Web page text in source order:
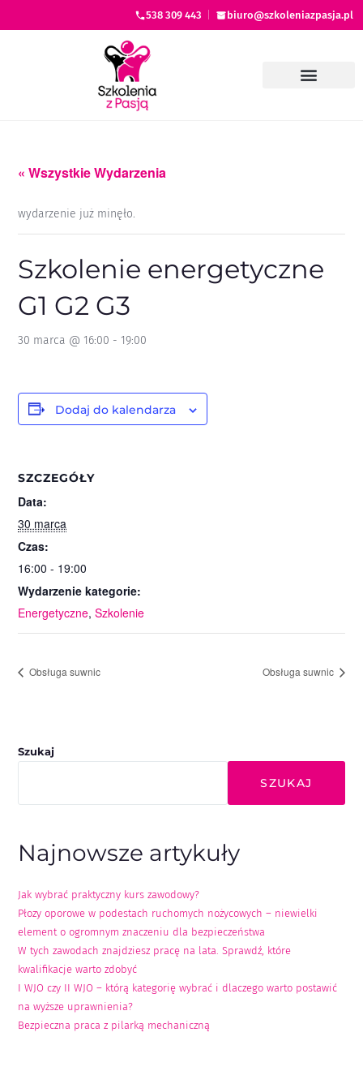
538 309 443 biuro@szkoleniazpasja.pl
« Wszystkie Wydarzenia
wydarzenie już minęło.
Szkolenie energetyczne
G1 G2 G3
30 marca @ 16:00 - 19:00
Dodaj do kalendarza
SZCZEGÓŁY
Data:
30 marca
Czas:
16:00 - 19:00
Wydarzenie kategorie:
Energetyczne,Szkolenie
Obsługa suwnic Obsługa suwnic
Szukaj
SZUKAJ
Najnowsze artykuły
Jak wybrać praktyczny kurs zawodowy?
Płozy oporowe w podestach ruchomych nożycowych – niewielki
element o ogromnym znaczeniu dla bezpieczeństwa
W tych zawodach znajdziesz pracę na lata. Sprawdź, które
kwalifikacje warto zdobyć
I WJO czy II WJO – którą kategorię wybrać i dlaczego warto postawić
na wyższe uprawnienia?
Bezpieczna praca z pilarką mechaniczną